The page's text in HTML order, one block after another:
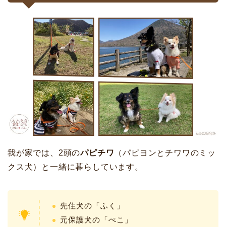
我が家では、2頭のパピチワ （パピヨンとチワワのミッ
クス犬）と一緒に暮らしています。
先住犬の「ふく」
元保護犬の「ぺこ」